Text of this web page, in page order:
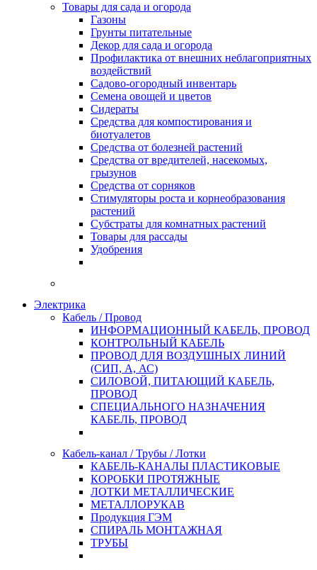
Товары для сада и огорода
Газоны
Грунты питательные
Декор для сада и огорода
Профилактика от внешних неблагоприятных
воздействий
Садово-огородный инвентарь
Семена овощей и цветов
Сидераты
Средства для компостирования и
биотуалетов
Средства от болезней растений
Средства от вредителей, насекомых,
грызунов
Средства от сорняков
Стимуляторы роста и корнеобразования
растений
Субстраты для комнатных растений
Товары для рассады
Удобрения
Электрика
Кабель / Провод
ИНФОРМАЦИОННЫЙ КАБЕЛЬ, ПРОВОД
КОНТРОЛЬНЫЙ КАБЕЛЬ
ПРОВОД ДЛЯ ВОЗДУШНЫХ ЛИНИЙ
(СИП, А, АС)
СИЛОВОЙ, ПИТАЮЩИЙ КАБЕЛЬ,
ПРОВОД
СПЕЦИАЛЬНОГО НАЗНАЧЕНИЯ
КАБЕЛЬ, ПРОВОД
Кабель-канал / Трубы / Лотки
КАБЕЛЬ-КАНАЛЫ ПЛАСТИКОВЫЕ
КОРОБКИ ПРОТЯЖНЫЕ
ЛОТКИ МЕТАЛЛИЧЕСКИЕ
МЕТАЛЛОРУКАВ
Продукция ГЭМ
СПИРАЛЬ МОНТАЖНАЯ
ТРУБЫ